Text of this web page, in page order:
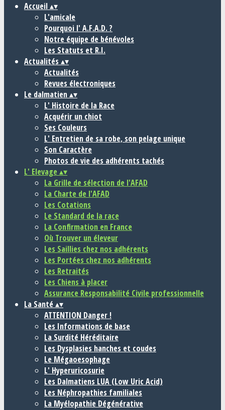
Accueil▴▾
L'amicale
Pourquoi l' A.F.A.D. ?
Notre équipe de bénévoles
Les Statuts et R.I.
Actualités ▴▾
Actualités
Revues électroniques
Le dalmatien▴▾
L' Histoire de la Race
Acquérir un chiot
Ses Couleurs
L' Entretien de sa robe, son pelage unique
Son Caractère
Photos de vie des adhérents tachés
L' Elevage ▴▾
La Grille de sélection de l'AFAD
La Charte de l'AFAD
Les Cotations
Le Standard de la race
La Confirmation en France
Où Trouver un éleveur
Les Saillies chez nos adhérents
Les Portées chez nos adhérents
Les Retraités
Les Chiens à placer
Assurance Responsabilité Civile professionnelle
La Santé▴▾
ATTENTION Danger !
Les Informations de base
La Surdité Héréditaire
Les Dysplasies hanches et coudes
Le Mégaoesophage
L' Hyperuricosurie
Les Dalmatiens LUA (Low Uric Acid)
Les Néphropathies familiales
La Myélopathie Dégénérative